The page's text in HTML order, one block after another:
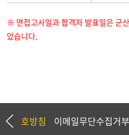
※ 면접고사일과 합격자 발표일은 군
있습니다.
보보호방침 이메일무단수집거부